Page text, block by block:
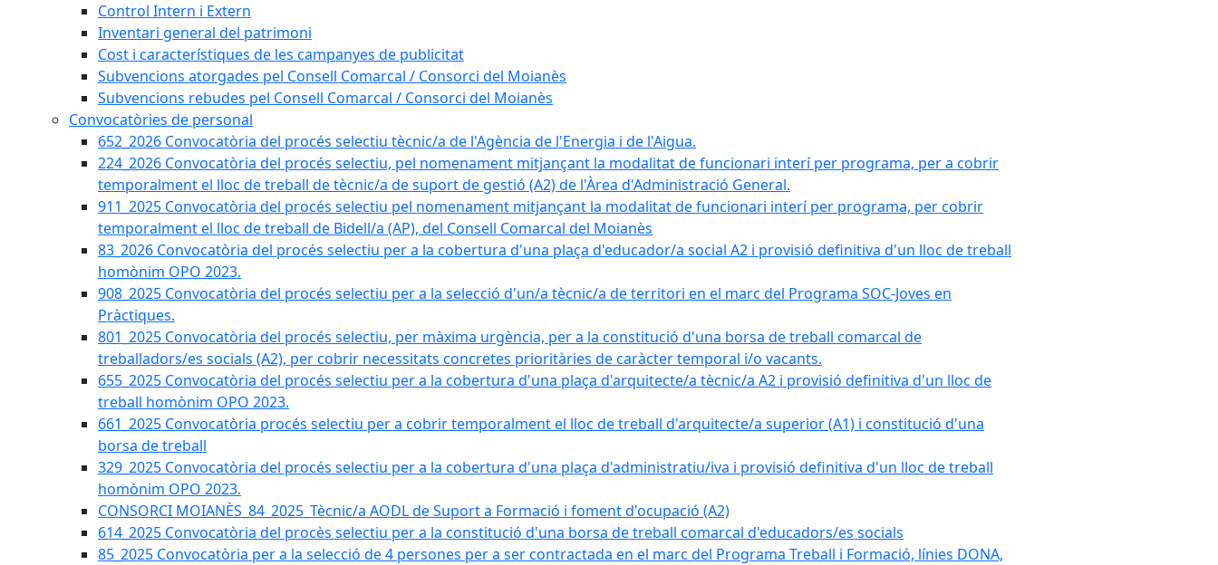
Control Intern i Extern
Inventari general del patrimoni
Cost i característiques de les campanyes de publicitat
Subvencions atorgades pel Consell Comarcal / Consorci del Moianès
Subvencions rebudes pel Consell Comarcal / Consorci del Moianès
Convocatòries de personal
652_2026 Convocatòria del procés selectiu tècnic/a de l'Agència de l'Energia i de l'Aigua.
224_2026 Convocatòria del procés selectiu, pel nomenament mitjançant la modalitat de funcionari interí per programa, per a cobrir
temporalment el lloc de treball de tècnic/a de suport de gestió (A2) de l'Àrea d'Administració General.
911_2025 Convocatòria del procés selectiu pel nomenament mitjançant la modalitat de funcionari interí per programa, per cobrir
temporalment el lloc de treball de Bidell/a (AP), del Consell Comarcal del Moianès
83_2026 Convocatòria del procés selectiu per a la cobertura d'una plaça d'educador/a social A2 i provisió definitiva d'un lloc de treball
homònim OPO 2023.
908_2025 Convocatòria del procés selectiu per a la selecció d'un/a tècnic/a de territori en el marc del Programa SOC-Joves en
Pràctiques.
801_2025 Convocatòria del procés selectiu, per màxima urgència, per a la constitució d'una borsa de treball comarcal de
treballadors/es socials (A2), per cobrir necessitats concretes prioritàries de caràcter temporal i/o vacants.
655_2025 Convocatòria del procés selectiu per a la cobertura d'una plaça d'arquitecte/a tècnic/a A2 i provisió definitiva d'un lloc de
treball homònim OPO 2023.
661_2025 Convocatòria procés selectiu per a cobrir temporalment el lloc de treball d'arquitecte/a superior (A1) i constitució d'una
borsa de treball
329_2025 Convocatòria del procés selectiu per a la cobertura d'una plaça d'administratiu/iva i provisió definitiva d'un lloc de treball
homònim OPO 2023.
CONSORCI MOIANÈS_84_2025_Tècnic/a AODL de Suport a Formació i foment d'ocupació (A2)
614_2025 Convocatòria del procès selectiu per a la constitució d'una borsa de treball comarcal d'educadors/es socials
85_2025 Convocatòria per a la selecció de 4 persones per a ser contractada en el marc del Programa Treball i Formació, línies DONA,